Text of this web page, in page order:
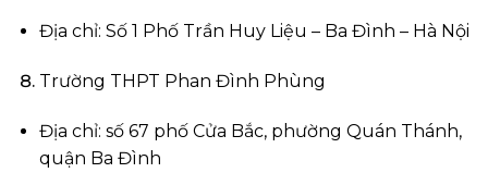
Địa chỉ: Số 1 Phố Trần Huy Liệu – Ba Đình – Hà Nội
Trường THPT Phan Đình Phùng
Địa chỉ: số 67 phố Cửa Bắc, phường Quán Thánh,
quận Ba Đình